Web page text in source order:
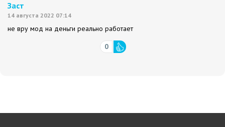
Заст
14 августа 2022 07:14
не вру мод на деньги реально работает
0